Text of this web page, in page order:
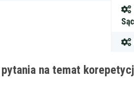
Maksymalna cena
pytania na temat